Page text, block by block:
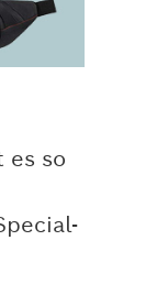
es so